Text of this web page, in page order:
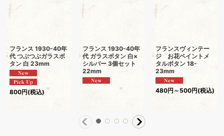
フランス 1930-40年
代 つぶつぶガラスボ
タン 白 23mm
800円(税込)
フランス 1930-40年
代 ガラスボタン 白×
シルバー 3個セット
22mm
フランスヴィンテー
ジ お花ペイントメ
タルボタン 18-
23mm
480円 ～500円(税込)